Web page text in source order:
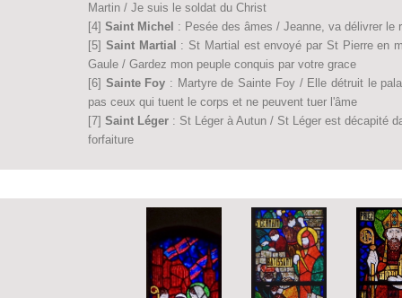
Martin / Je suis le soldat du Christ
[4] Saint Michel : Pesée des âmes / Jeanne, va délivrer le
[5] Saint Martial : St Martial est envoyé par St Pierre en
Gaule / Gardez mon peuple conquis par votre grace
[6] Sainte Foy : Martyre de Sainte Foy / Elle détruit le
pas ceux qui tuent le corps et ne peuvent tuer l'âme
[7] Saint Léger : St Léger à Autun / St Léger est décapité
forfaiture